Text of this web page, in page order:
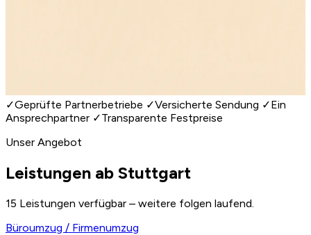
✓Geprüfte Partnerbetriebe ✓Versicherte Sendung ✓Ein
Ansprechpartner ✓Transparente Festpreise
Unser Angebot
Leistungen ab Stuttgart
15 Leistungen verfügbar – weitere folgen laufend.
Büroumzug / Firmenumzug